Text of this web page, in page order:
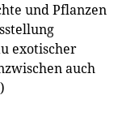
und Pflanzen
exotischer
auch